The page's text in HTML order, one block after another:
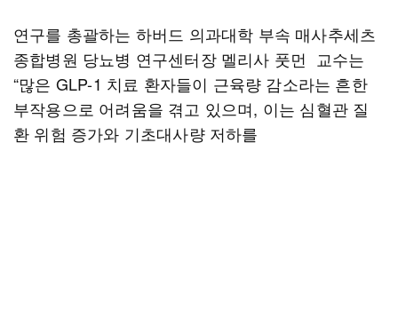
연구를 총괄하는 하버드 의과대학 부속 매사추세츠
종합병원 당뇨병 연구센터장 멜리사 풋먼 교수는
“많은 GLP-1 치료 환자들이 근육량 감소라는 흔한
부작용으로 어려움을 겪고 있으며, 이는 심혈관 질
환 위험 증가와 기초대사량 저하를